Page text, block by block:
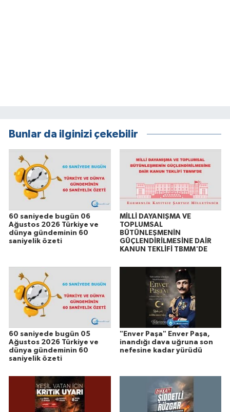
Bunlar da ilginizi çekebilir
60 saniyede bugün 06
Ağustos 2026 Türkiye ve
dünya gündeminin 60
saniyelik özeti
MİLLİ DAYANIŞMA VE
TOPLUMSAL
BÜTÜNLEŞMENİN
GÜÇLENDİRİLMESİNE DAİR
KANUN TEKLİFİ TBMM'DE
60 saniyede bugün 05
Ağustos 2026 Türkiye ve
dünya gündeminin 60
saniyelik özeti
"Enver Paşa" Enver Paşa,
inandığı dava uğruna son
nefesine kadar yürüdü